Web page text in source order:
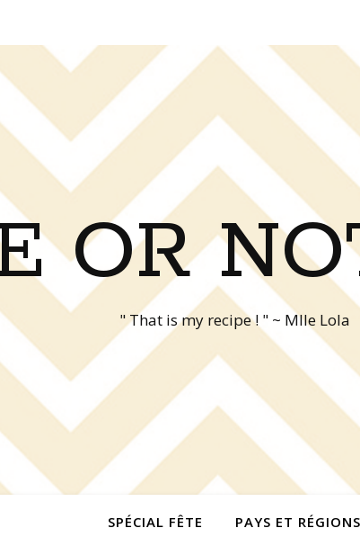
OR
" That is my recipe ! " ~ Mlle Lola
SPÉCIAL FÊTE PAYS ET RÉGIONS